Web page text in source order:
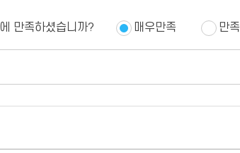
만족하셨습니까? 매우만족 만족